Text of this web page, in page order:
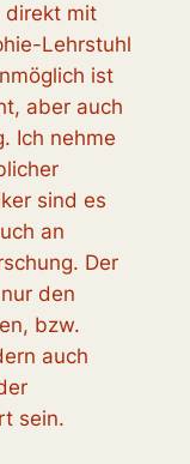
direkt mit
Lehrstuhl
ist
aber auch
Ich nehme
sind es
an
Der
den
bzw.
auch
sein.